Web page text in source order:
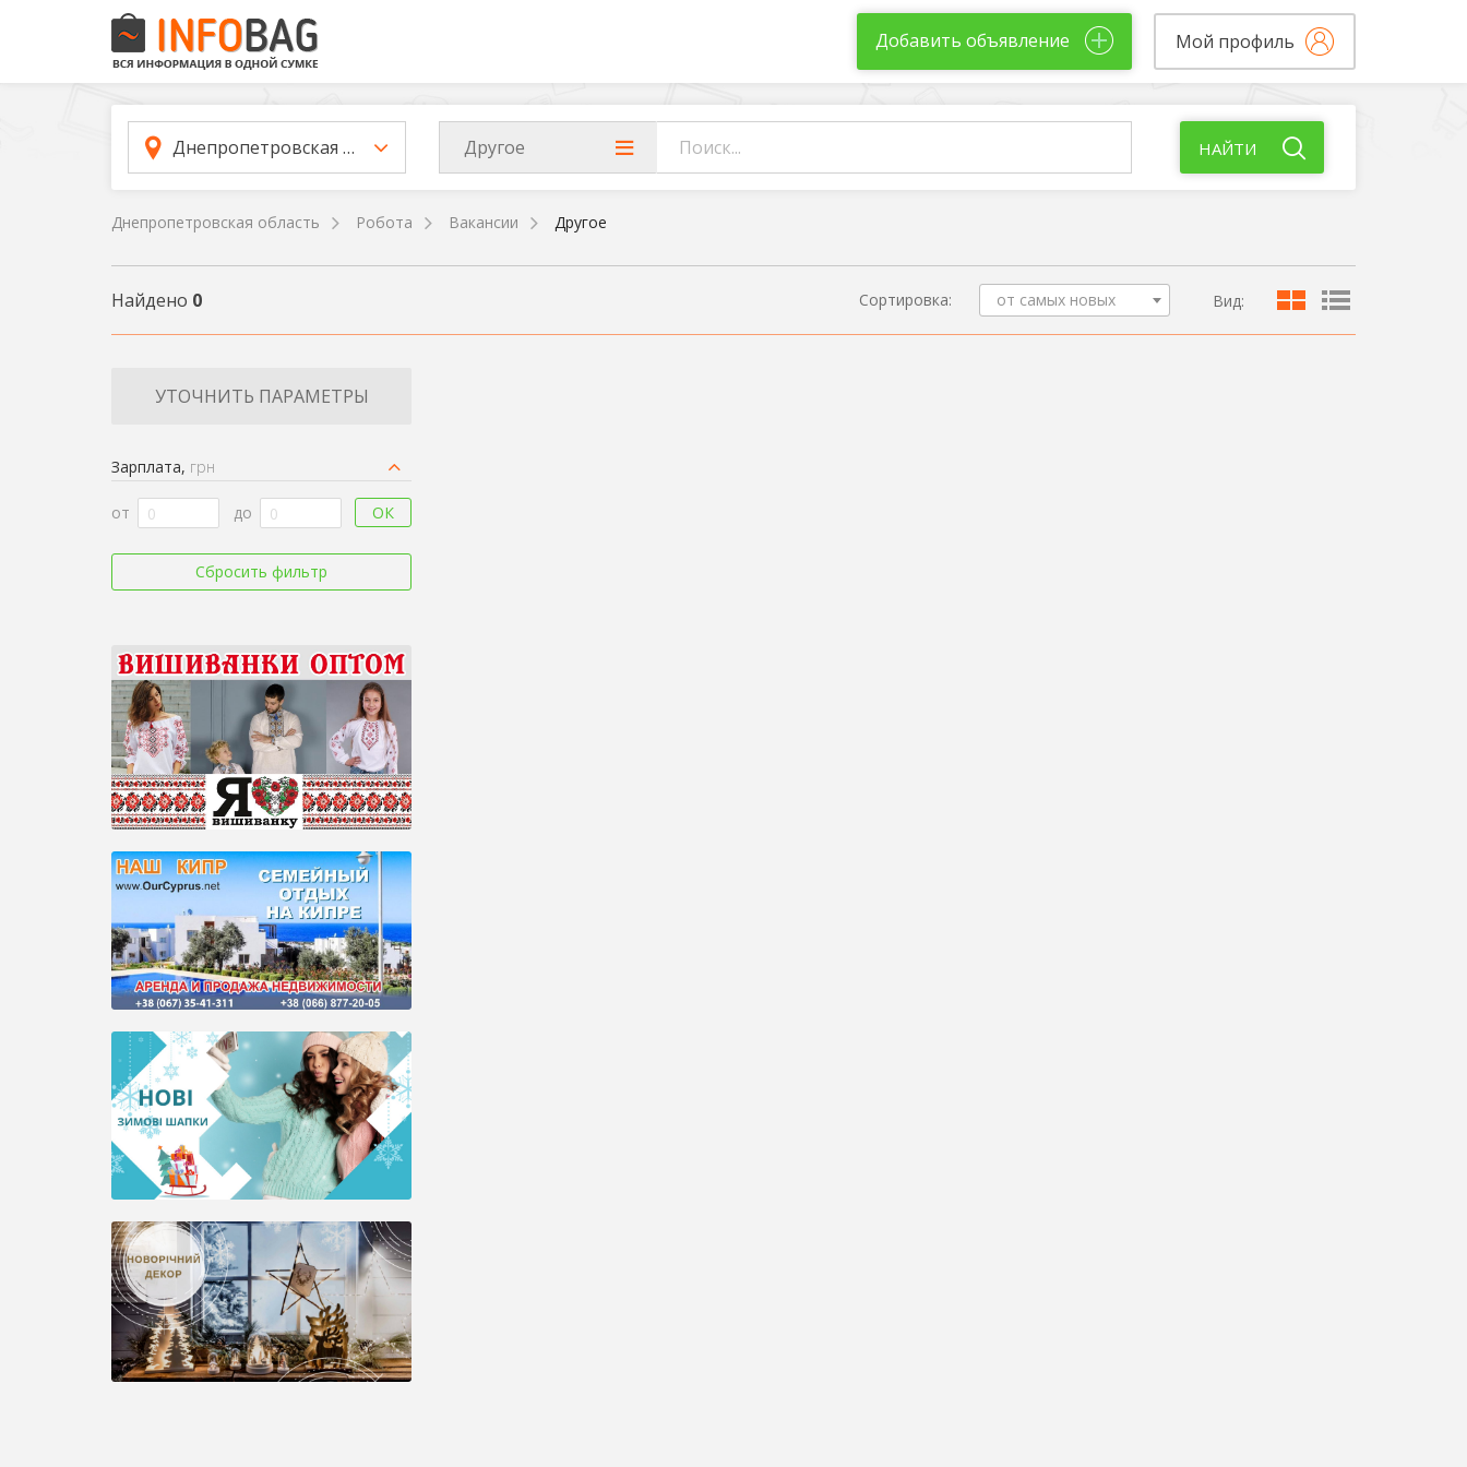
Добавить объявление Мой профиль
Днепропетровская область Другое НАЙТИ
Днепропетровская область Робота Вакансии Другое
Найдено 0 Сортировка: от самых новых Вид:
УТОЧНИТЬ ПАРАМЕТРЫ
Зарплата, грн
от до ОК
Сбросить фильтр